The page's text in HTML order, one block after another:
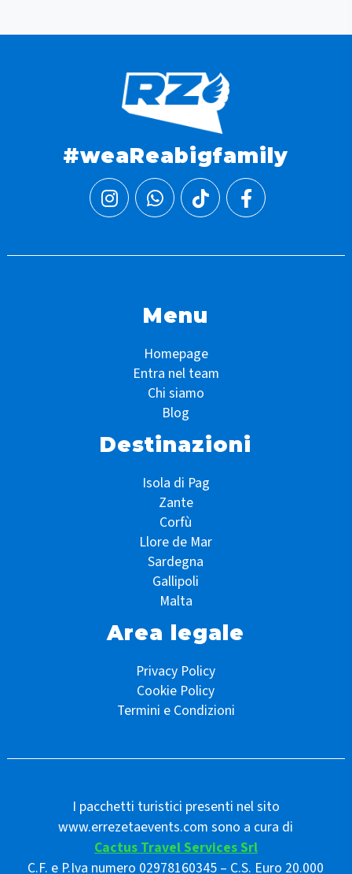
#weaReabigfamily
Menu
Homepage
Entra nel team
Chi siamo
Blog
Destinazioni
Isola di Pag
Zante
Corfù
Llore de Mar
Sardegna
Gallipoli
Malta
Area legale
Privacy Policy
Cookie Policy
Termini e Condizioni
I pacchetti turistici presenti nel sito
www.errezetaevents.com sono a cura di
Cactus Travel Services Srl
C.F. e P.Iva numero 02978160345 – C.S. Euro 20.000